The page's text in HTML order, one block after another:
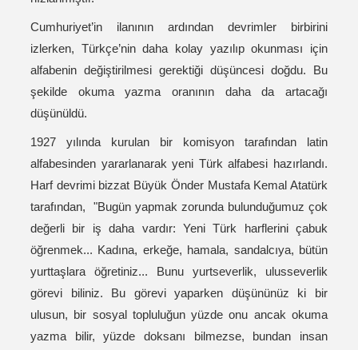
Cumhuriyet’in ilanının ardından devrimler birbirini
izlerken, Türkçe’nin daha kolay yazılıp okunması için
alfabenin değiştirilmesi gerektiği düşüncesi doğdu. Bu
şekilde okuma yazma oranının daha da artacağı
düşünüldü.
1927 yılında kurulan bir komisyon tarafından latin
alfabesinden yararlanarak yeni Türk alfabesi hazırlandı.
Harf devrimi bizzat Büyük Önder Mustafa Kemal Atatürk
tarafından, "Bugün yapmak zorunda bulunduğumuz çok
değerli bir iş daha vardır: Yeni Türk harflerini çabuk
öğrenmek... Kadına, erkeğe, hamala, sandalcıya, bütün
yurttaşlara öğretiniz... Bunu yurtseverlik, ulusseverlik
görevi biliniz. Bu görevi yaparken düşününüz ki bir
ulusun, bir sosyal topluluğun yüzde onu ancak okuma
yazma bilir, yüzde doksanı bilmezse, bundan insan